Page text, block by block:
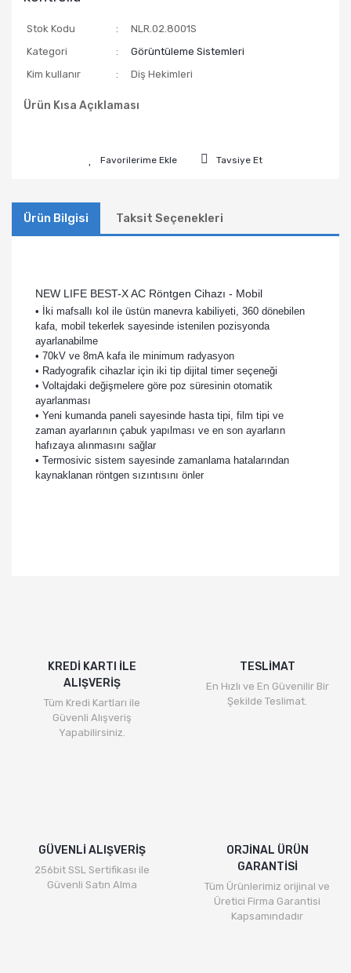
Stok Kodu
NLR.02.8001S
Kategori
Görüntüleme Sistemleri
Kim kullanır
Diş Hekimleri
Ürün Kısa Açıklaması
Tavsiye Et
Ürün Bilgisi Taksit Seçenekleri
NEW LIFE BEST-X AC Röntgen Cihazı - Mobil
• İki mafsallı kol ile üstün manevra kabiliyeti, 360 dönebilen
kafa, mobil tekerlek sayesinde istenilen pozisyonda
ayarlanabilme
• 70kV ve 8mA kafa ile minimum radyasyon
• Radyografik cihazlar için iki tip dijital timer seçeneği
• Voltajdaki değişmelere göre poz süresinin otomatik
ayarlanması
• Yeni kumanda paneli sayesinde hasta tipi, film tipi ve
zaman ayarlarının çabuk yapılması ve en son ayarların
hafızaya alınmasını sağlar
• Termosivic sistem sayesinde zamanlama hatalarından
kaynaklanan röntgen sızıntısını önler
KREDİ KARTI İLE
ALIŞVERİŞ
Tüm Kredi Kartları ile
Güvenli Alışveriş
Yapabilirsiniz.
TESLİMAT
En Hızlı ve En Güvenilir Bir
Şekilde Teslimat.
GÜVENLİ ALIŞVERİŞ
256bit SSL Sertifikası ile
Güvenli Satın Alma
ORJİNAL ÜRÜN
GARANTİSİ
Tüm Ürünlerimiz orijinal ve
Üretici Firma Garantisi
Kapsamındadır